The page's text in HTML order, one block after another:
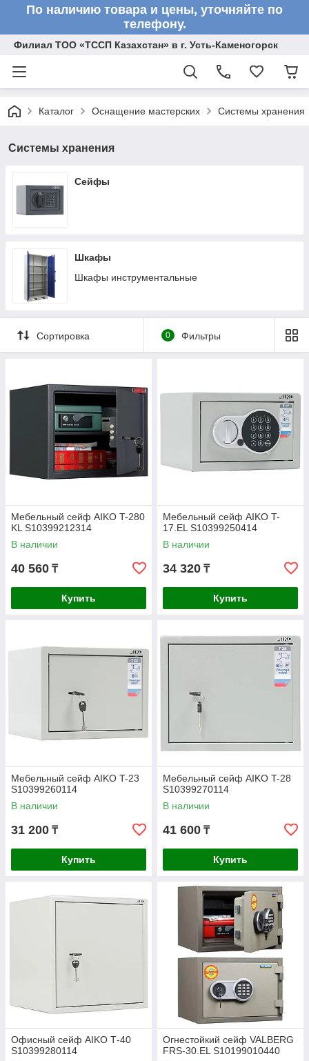
По наличию товара и цены, уточняйте по
телефону.
Филиал ТОО «ТССП Казахстан» в г. Усть-Каменогорск
Каталог Оснащение мастерских Системы хранения
Системы хранения
Сейфы
Шкафы
Шкафы инструментальные
Сортировка 0 Фильтры
Мебельный сейф AIKO T-280
KL S10399212314
В наличии
40 560 ₸
Купить
Мебельный сейф AIKO T-
17.EL S10399250414
В наличии
34 320 ₸
Купить
Мебельный сейф AIKO T-23
S10399260114
В наличии
31 200 ₸
Купить
Мебельный сейф AIKO T-28
S10399270114
В наличии
41 600 ₸
Купить
Офисный сейф AIKO Т-40
S10399280114
Огнестойкий сейф VALBERG
FRS-30.EL S10199010440